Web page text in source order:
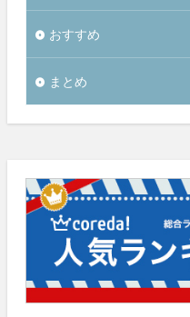
おすすめ
まとめ